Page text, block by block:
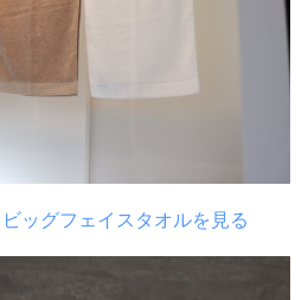
ッグフェイスタオルを見る